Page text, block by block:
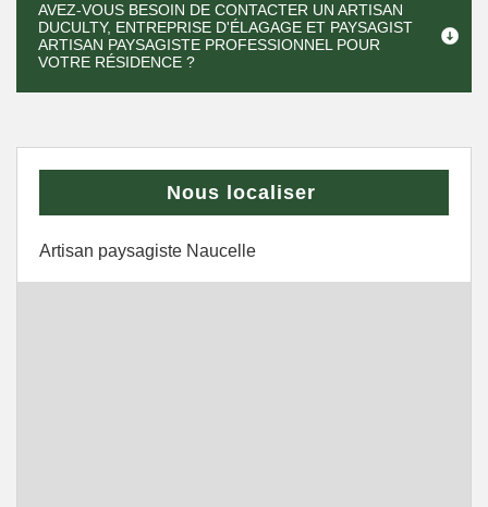
AVEZ-VOUS BESOIN DE CONTACTER UN ARTISAN
DUCULTY, ENTREPRISE D'ÉLAGAGE ET PAYSAGIST
ARTISAN PAYSAGISTE PROFESSIONNEL POUR
VOTRE RÉSIDENCE ?
Nous localiser
Artisan paysagiste Naucelle